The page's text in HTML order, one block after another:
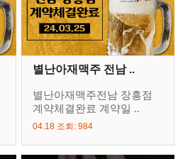
별난아재맥주 전남 ..
별난아재맥주전남 장흥점
계약체결완료 계약일 ..
04.18 조회: 984